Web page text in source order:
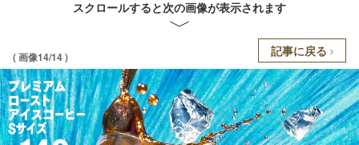
スクロールすると次の画像が表示されます
( 画像14/14 ) 記事に戻る